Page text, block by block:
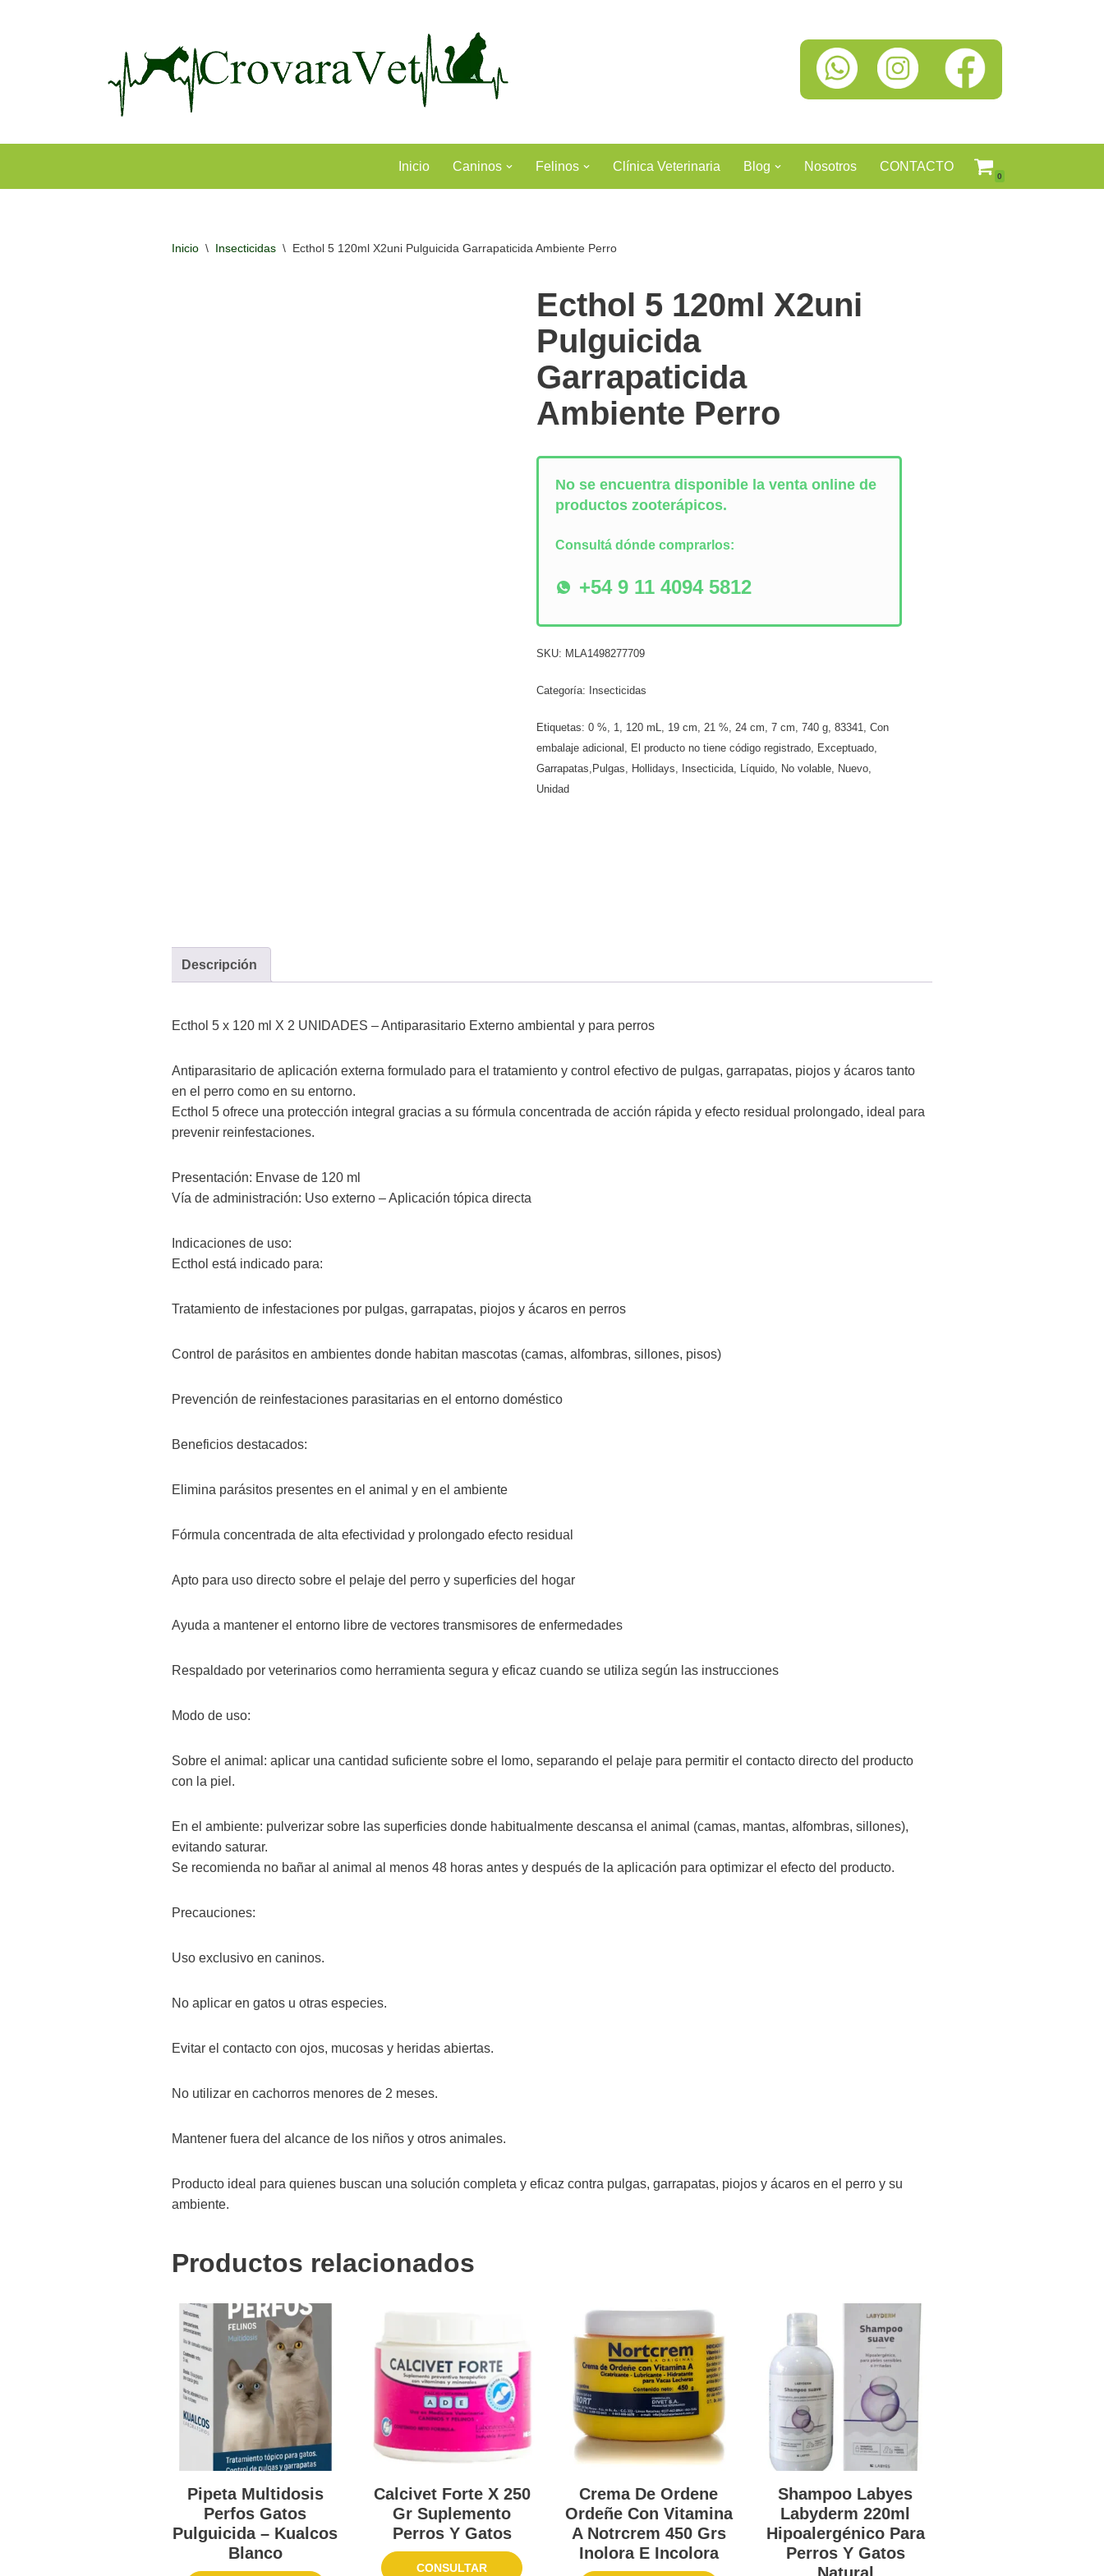
Inicio Caninos Felinos Clínica Veterinaria Blog Nosotros CONTACTO
0
Inicio \ Insecticidas \ Ecthol 5 120ml X2uni Pulguicida Garrapaticida Ambiente Perro
Ecthol 5 120ml X2uni
Pulguicida
Garrapaticida
Ambiente Perro
No se encuentra disponible la venta online de
productos zooterápicos.
Consultá dónde comprarlos:
+54 9 11 4094 5812
SKU: MLA1498277709
Categoría: Insecticidas
Etiquetas:0 %, 1, 120 mL, 19 cm,21 %,24 cm,7 cm,740 g,83341,Con
embalaje adicional , El producto no tiene código registrado, Exceptuado,
Garrapatas,Pulgas, Hollidays, Insecticida, Líquido, No volable, Nuevo,
Unidad
Descripción
Ecthol 5 x 120 ml X 2 UNIDADES – Antiparasitario Externo ambiental y para perros
Antiparasitario de aplicación externa formulado para el tratamiento y control efectivo de pulgas, garrapatas, piojos y ácaros tanto
en el perro como en su entorno.
Ecthol 5 ofrece una protección integral gracias a su fórmula concentrada de acción rápida y efecto residual prolongado, ideal para
prevenir reinfestaciones.
Presentación: Envase de 120 ml
Vía de administración: Uso externo – Aplicación tópica directa
Indicaciones de uso:
Ecthol está indicado para:
Tratamiento de infestaciones por pulgas, garrapatas, piojos y ácaros en perros
Control de parásitos en ambientes donde habitan mascotas (camas, alfombras, sillones, pisos)
Prevención de reinfestaciones parasitarias en el entorno doméstico
Beneficios destacados:
Elimina parásitos presentes en el animal y en el ambiente
Fórmula concentrada de alta efectividad y prolongado efecto residual
Apto para uso directo sobre el pelaje del perro y superficies del hogar
Ayuda a mantener el entorno libre de vectores transmisores de enfermedades
Respaldado por veterinarios como herramienta segura y eficaz cuando se utiliza según las instrucciones
Modo de uso:
Sobre el animal: aplicar una cantidad suficiente sobre el lomo, separando el pelaje para permitir el contacto directo del producto
con la piel.
En el ambiente: pulverizar sobre las superficies donde habitualmente descansa el animal (camas, mantas, alfombras, sillones),
evitando saturar.
Se recomienda no bañar al animal al menos 48 horas antes y después de la aplicación para optimizar el efecto del producto.
Precauciones:
Uso exclusivo en caninos.
No aplicar en gatos u otras especies.
Evitar el contacto con ojos, mucosas y heridas abiertas.
No utilizar en cachorros menores de 2 meses.
Mantener fuera del alcance de los niños y otros animales.
Producto ideal para quienes buscan una solución completa y eficaz contra pulgas, garrapatas, piojos y ácaros en el perro y su
ambiente.
Productos relacionados
Pipeta Multidosis
Perfos Gatos
Pulguicida – Kualcos
Blanco
Calcivet Forte X 250
Gr Suplemento
Perros Y Gatos
CONSULTAR
Crema De Ordene
Ordeñe Con Vitamina
A Notrcrem 450 Grs
Inolora E Incolora
Shampoo Labyes
Labyderm 220ml
Hipoalergénico Para
Perros Y Gatos